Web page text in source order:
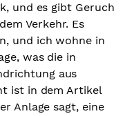
und es gibt Geruch
Verkehr. Es
und ich wohne in
was die in
aus
ist in dem Artikel
Anlage sagt, eine